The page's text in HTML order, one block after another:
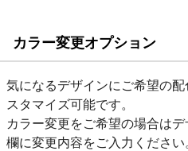
カラー変更オプション
気になるデザインにご希望の
スタマイズ可能です。
カラー変更をご希望の場合は
欄に変更内容をご入力ください